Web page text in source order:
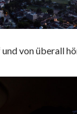
von überall